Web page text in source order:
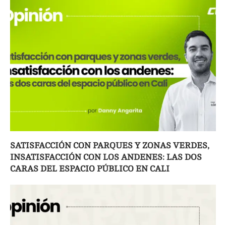
SATISFACCIÓN CON PARQUES Y ZONAS VERDES,
INSATISFACCIÓN CON LOS ANDENES: LAS DOS
CARAS DEL ESPACIO PÚBLICO EN CALI